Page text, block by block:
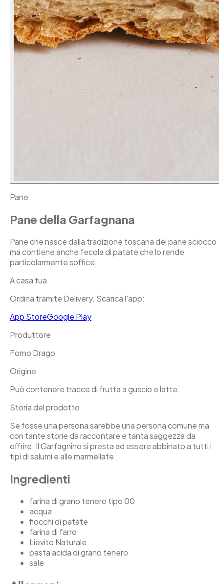
Pane
Pane della Garfagnana
Pane che nasce dalla tradizione toscana del pane sciocco
ma contiene anche fecola di patate che lo rende
particolarmente soffice.
A casa tua
Ordina tramite Delivery. Scarica l'app:
App StoreGoogle Play
Produttore
Forno Drago
Origine
Può contenere tracce di frutta a guscio e latte.
Storia del prodotto
Se fosse una persona sarebbe una persona comune ma
con tante storie da raccontare e tanta saggezza da
offrire. Il Garfagnino si presta ad essere abbinato a tutti i
tipi di salumi e alle marmellate.
Ingredienti
farina di grano tenero tipo 00
acqua
fiocchi di patate
farina di farro
Lievito Naturale
pasta acida di grano tenero
sale